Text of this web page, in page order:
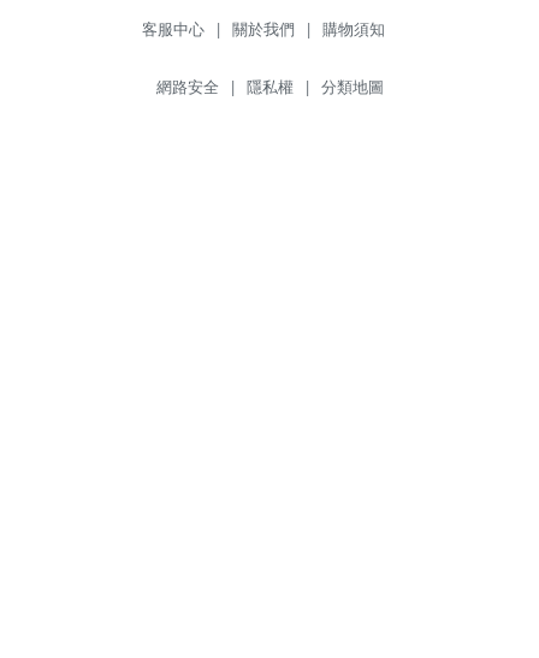
客服中心 | 關於我們 | 購物須知
網路安全 | 隱私權 | 分類地圖